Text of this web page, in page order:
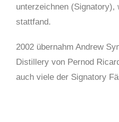
unterzeichnen (Signatory),
stattfand.
2002 übernahm Andrew
Distillery von Pernod
auch viele der Signatory